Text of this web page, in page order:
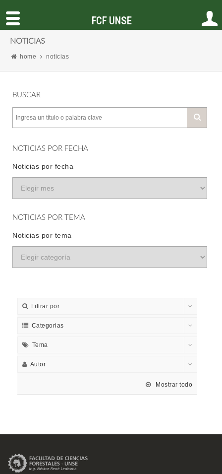
NOTICIAS
home noticias
BUSCAR
NOTICIAS POR FECHA
Noticias por fecha
NOTICIAS POR TEMA
Noticias por tema
Filtrar por
Categorias
Tema
Autor
Mostrar todo
FCF UNSE